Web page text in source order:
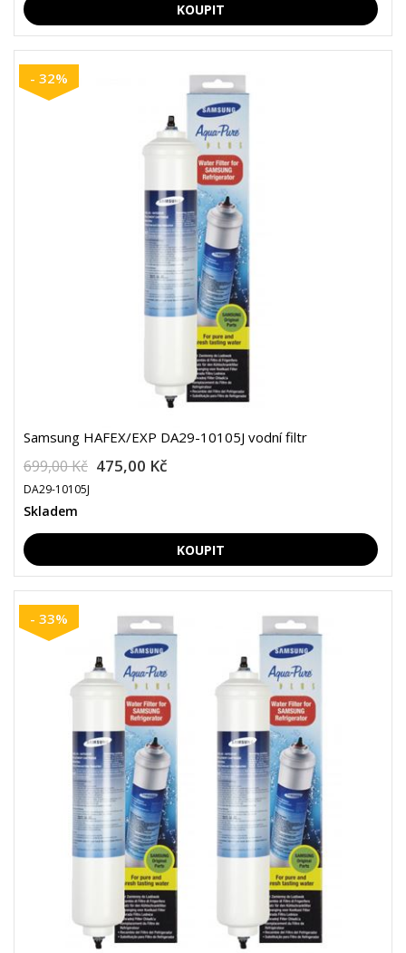
- 32%
Samsung HAFEX/EXP DA29-10105J vodní filtr
699,00 Kč 475,00 Kč
DA29-10105J
Skladem
- 33%